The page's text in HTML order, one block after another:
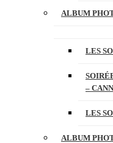
ALBUM
LES
–
LES
ALBUM